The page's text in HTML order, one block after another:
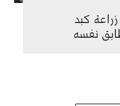
كبد
نفسه